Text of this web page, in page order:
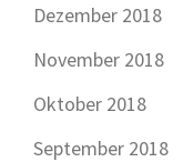
Dezember 2018
November 2018
Oktober 2018
September 2018